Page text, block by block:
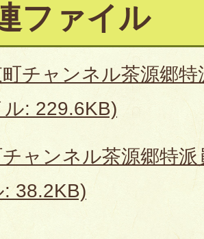
ファイル
町チャンネル茶源郷
ル: 229.6KB)
ャンネル茶源郷特
: 38.2KB)